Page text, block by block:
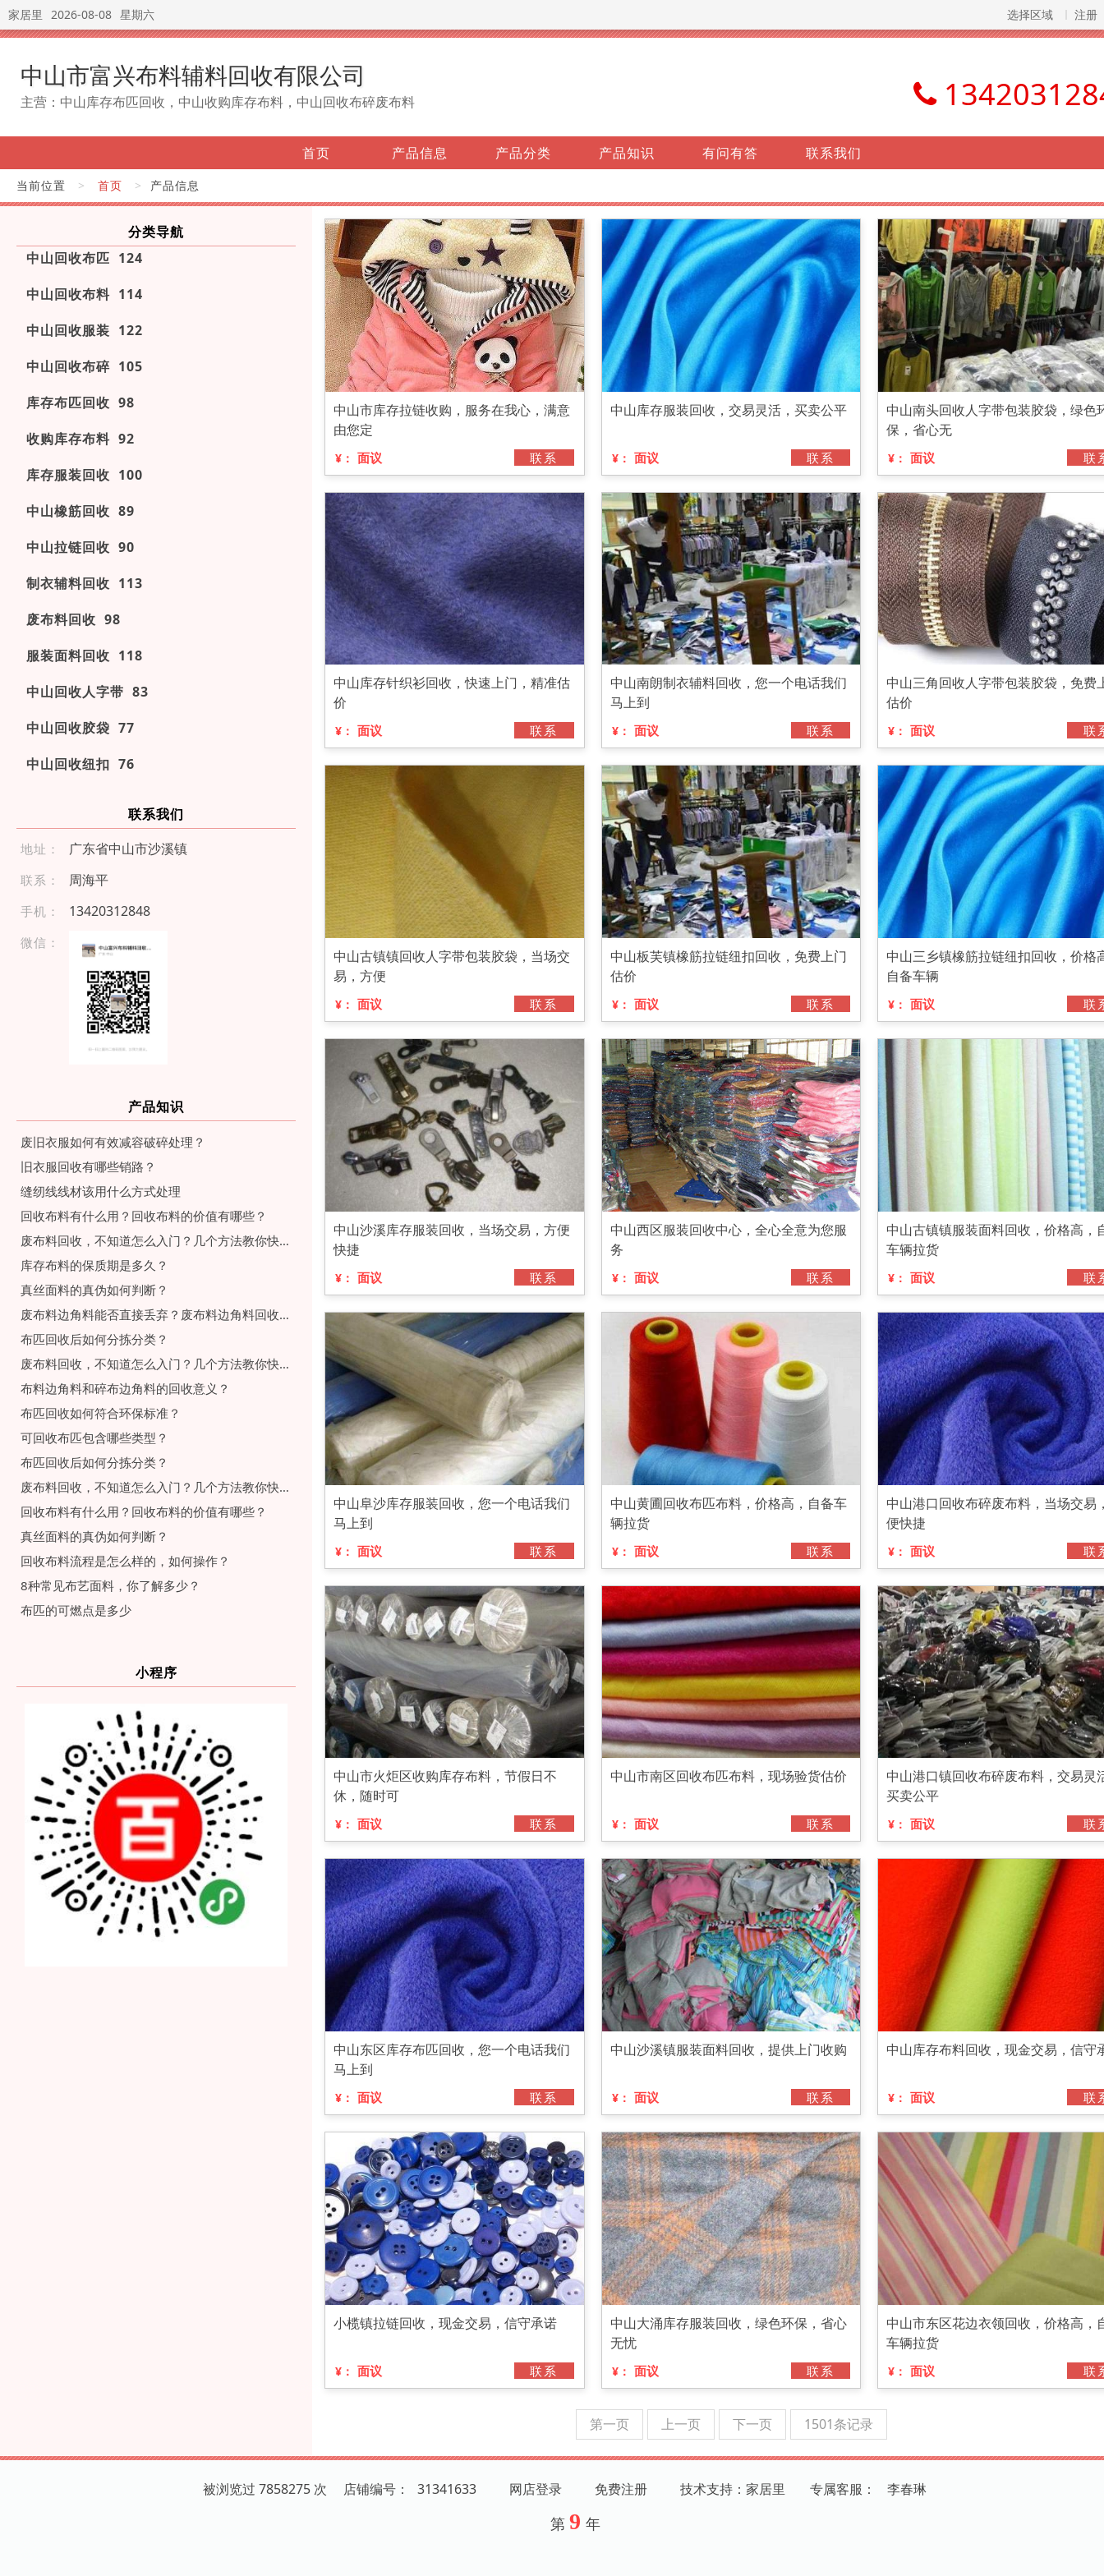
家居里 2026-08-08 星期六 选择区域 注册
中山市富兴布料辅料回收有限公司
主营：中山库存布匹回收，中山收购库存布料，中山回收布碎废布料
首页 产品信息 产品分类 产品知识 有问有答 联系我们
当前位置 > 首页 > 产品信息
分类导航
中山回收布匹 124
中山回收布料 114
中山回收服装 122
中山回收布碎 105
库存布匹回收 98
收购库存布料 92
库存服装回收 100
中山橡筋回收 89
中山拉链回收 90
制衣辅料回收 113
废布料回收 98
服装面料回收 118
中山回收人字带 83
中山回收胶袋 77
中山回收纽扣 76
联系我们
地址： 广东省中山市沙溪镇
联系： 周海平
手机： 1 342 0 31 28 4 8
微信：
产品知识
废旧衣服如何有效减容破碎处理？
旧衣服回收有哪些销路？
缝纫线线材该用什么方式处理
回收布料有什么用？回收布料的价值有哪些？
废布料回收，不知道怎么入门？几个方法教你快速入门
库存布料的保质期是多久？
真丝面料的真伪如何判断？
废布料边角料能否直接丢弃？废布料边角料回收后能做什么？
布匹回收后如何分拣分类？
废布料回收，不知道怎么入门？几个方法教你快速入门
布料边角料和碎布边角料的回收意义？
布匹回收如何符合环保标准？
可回收布匹包含哪些类型？
布匹回收后如何分拣分类？
废布料回收，不知道怎么入门？几个方法教你快速入门
回收布料有什么用？回收布料的价值有哪些？
真丝面料的真伪如何判断？
回收布料流程是怎么样的，如何操作？
8种常见布艺面料，你了解多少？
布匹的可燃点是多少
小程序
中山市库存拉链收购，服务在我心，满意
由您定
¥： 面议 联系
中山库存服装回收，交易灵活，买卖公平
¥： 面议 联系
中山南头回收人字带包装胶袋，绿色
保，省心无
¥： 面议 联
中山库存针织衫回收，快速上门，精准估
价
¥： 面议 联系
中山南朗制衣辅料回收，您一个电话我们
马上到
¥： 面议 联系
中山三角回收人字带包装胶袋，免费
估价
¥： 面议 联
中山古镇镇回收人字带包装胶袋，当场交
易，方便
¥： 面议 联系
中山板芙镇橡筋拉链纽扣回收，免费上门
估价
¥： 面议 联系
中山三乡镇橡筋拉链纽扣回收，价格
自备车辆
¥： 面议 联
中山沙溪库存服装回收，当场交易，方便
快捷
¥： 面议 联系
中山西区服装回收中心，全心全意为您服
务
¥： 面议 联系
中山古镇镇服装面料回收，价格高，
车辆拉货
¥： 面议 联
中山阜沙库存服装回收，您一个电话我们
马上到
¥： 面议 联系
中山黄圃回收布匹布料，价格高，自备车
辆拉货
¥： 面议 联系
中山港口回收布碎废布料，当场交易
便快捷
¥： 面议 联
中山市火炬区收购库存布料，节假日不
休，随时可
¥： 面议 联系
中山市南区回收布匹布料，现场验货估价
¥： 面议 联系
中山港口镇回收布碎废布料，交易灵
买卖公平
¥： 面议 联
中山东区库存布匹回收，您一个电话我们
马上到
¥： 面议 联系
中山沙溪镇服装面料回收，提供上门收购
¥： 面议 联系
中山库存布料回收，现金交易，信守
¥： 面议 联
小榄镇拉链回收，现金交易，信守承诺
¥： 面议 联系
中山大涌库存服装回收，绿色环保，省心
无忧
¥： 面议 联系
中山市东区花边衣领回收，价格高，
车辆拉货
¥： 面议 联
第一页 上一页 下一页 1501条记录
被浏览过 7858275 次 店铺编号： 31341633 网店登录 免费注册 技术支持：家居里 专属客服 ： 李春琳
第 9 年